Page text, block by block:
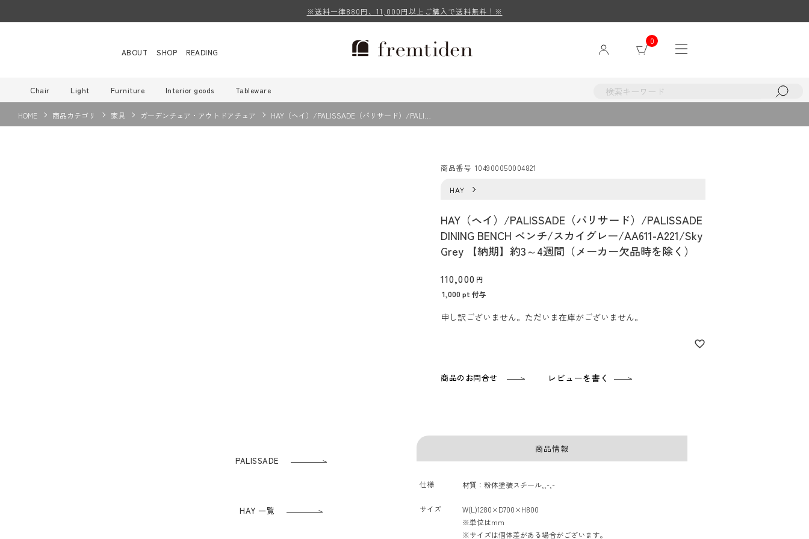
※送料一律880円、11,000円以上ご購入で送料無料！※
ABOUT SHOP READING
0
Chair Light Furniture Interior goods Tableware
HOME 商品カテゴリ 家具 ガーデンチェア・アウトドアチェア HAY（ヘイ）/PALISSADE（パリサード）/PALI…
商品番号 104900050004821
HAY
HAY（ヘイ）/PALISSADE（パリサード）/PALISSADE
DINING BENCH ベンチ/スカイグレー/AA611-A221/Sky
Grey 【納期】約3～4週間（メーカー欠品時を除く）
110,000
1,000 pt 付与
申し訳ございません。ただいま在庫がございません。
商品のお問合せ レビューを書く
PALISSADE
HAY 一覧
商品情報
仕様 材質：粉体塗装スチール,,-,-
サイズ
W(L)1280×D700×H800
※単位はmm
※サイズは個体差がある場合がございます。